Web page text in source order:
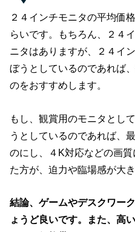
２４インチモニタの平均価
らいです。もちろん、２４
ニタはありますが、２４イ
ぼうとしているのであれば
のをおすすめします。
もし、観賞用のモニタとし
うとしているのであれば、
のにし、４K対応などの画
た方が、迫力や臨場感が大き
結論、ゲームやデスクワー
ょうど良いです。また、高